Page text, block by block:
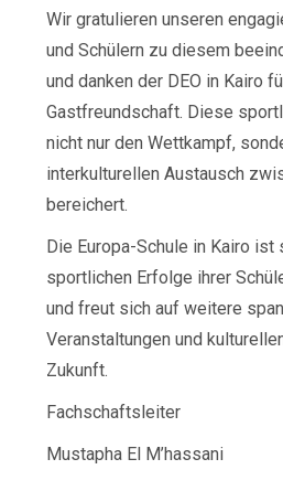
Wir gratulieren unseren
und Schülern zu diesem
und danken der DEO in Kairo
Gastfreundschaft. Diese
nicht nur den Wettkampf,
interkulturellen Austausch
bereichert.
Die Europa-Schule in Kairo
sportlichen Erfolge ihrer
und freut sich auf weitere
Veranstaltungen und
Zukunft.
Fachschaftsleiter
Mustapha El M’hassani